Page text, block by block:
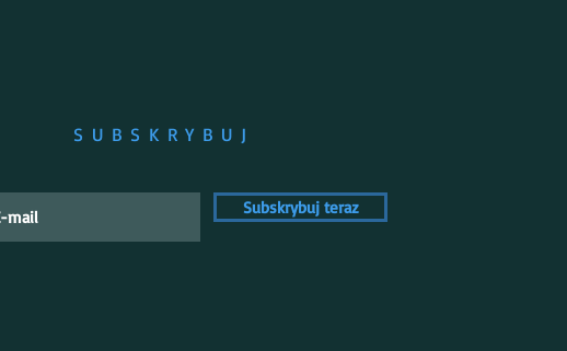
SUBSKRYBUJ
Subskrybuj teraz